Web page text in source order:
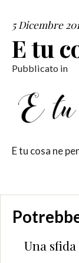
5 Dicembre
E tu
Pubblicato in
E tu cosa ne
Una